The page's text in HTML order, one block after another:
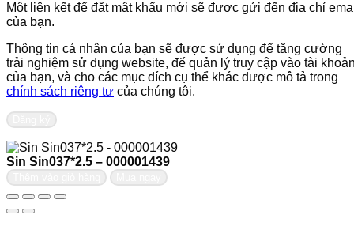
Một liên kết để đặt mật khẩu mới sẽ được gửi đến địa chỉ
của bạn.
Thông tin cá nhân của bạn sẽ được sử dụng để tăng cường
trải nghiệm sử dụng website, để quản lý truy cập vào tài
của bạn, và cho các mục đích cụ thể khác được mô tả trong
chính sách riêng tư của chúng tôi.
Sin Sin037*2.5 – 000001439